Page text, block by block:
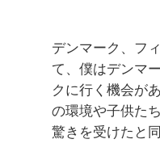
デンマーク、フ
て、僕はデンマ
クに行く機会が
の環境や子供た
驚きを受けたと